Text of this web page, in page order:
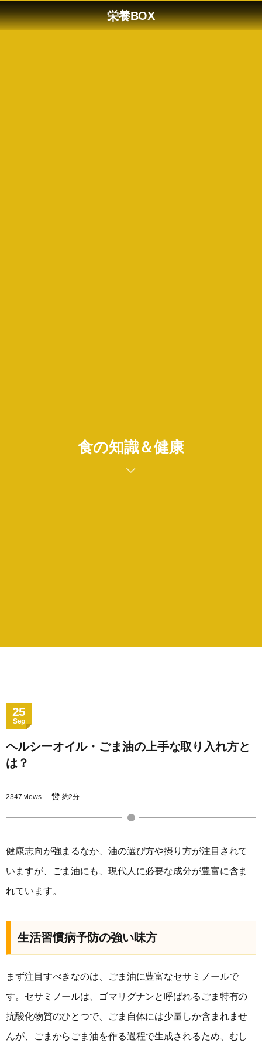
栄養BOX
食の知識＆健康
25
Sep
ヘルシーオイル・ごま油の上手な取り入れ方と
は？
2347 views 約2分
健康志向が強まるなか、油の選び方や摂り方が注目されて
いますが、ごま油にも、現代人に必要な成分が豊富に含ま
れています。
生活習慣病予防の強い味方
まず注目すべきなのは、ごま油に豊富なセサミノールで
す。セサミノールは、ゴマリグナンと呼ばれるごま特有の
抗酸化物質のひとつで、ごま自体には少量しか含まれませ
んが、ごまからごま油を作る過程で生成されるため、むし